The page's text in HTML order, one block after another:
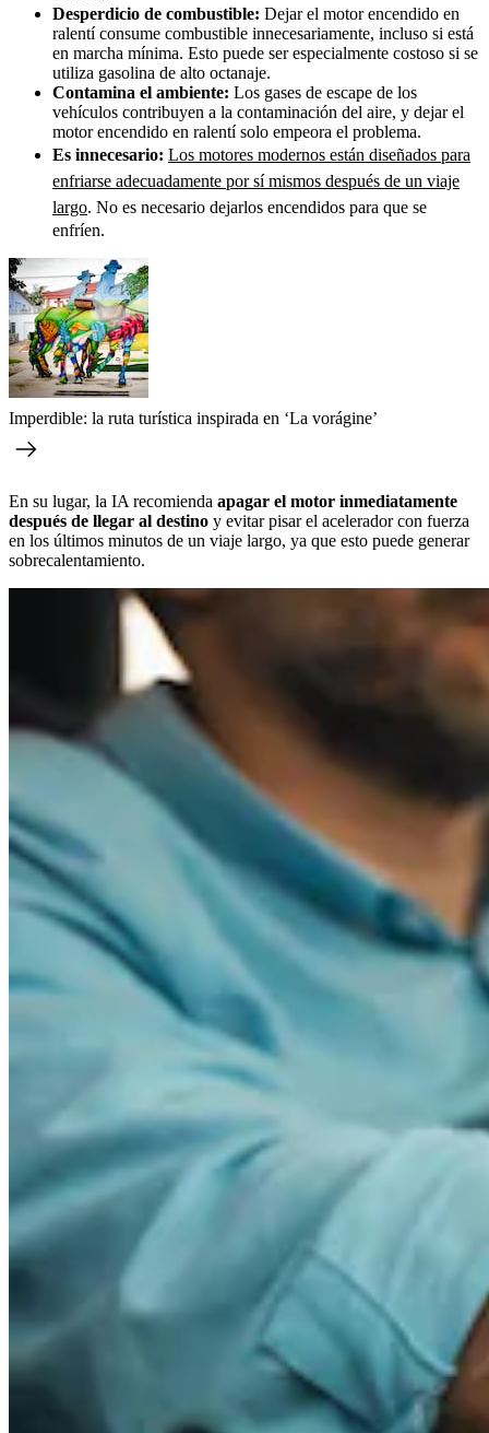
Desperdicio de combustible: Dejar el motor encendido en
ralentí consume combustible innecesariamente, incluso si está
en marcha mínima. Esto puede ser especialmente costoso si se
utiliza gasolina de alto octanaje.
Contamina el ambiente: Los gases de escape de los
vehículos contribuyen a la contaminación del aire, y dejar el
motor encendido en ralentí solo empeora el problema.
Es innecesario: Los motores modernos están diseñados para
enfriarse adecuadamente por sí mismos después de un viaje
largo. No es necesario dejarlos encendidos para que se
enfríen.
Imperdible: la ruta turística inspirada en ‘La vorágine’
En su lugar, la IA recomienda apagar el motor inmediatamente
después de llegar al destino y evitar pisar el acelerador con fuerza
en los últimos minutos de un viaje largo, ya que esto puede generar
sobrecalentamiento.